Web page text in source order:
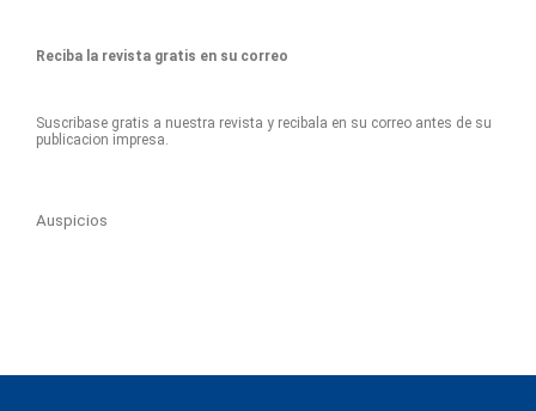
Reciba la revista gratis en su correo
Suscribase gratis a nuestra revista y recibala en su correo antes de su
publicacion impresa.
Auspicios